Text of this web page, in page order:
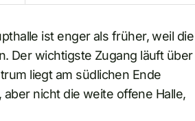
ist enger als früher, weil die
Der wichtigste Zugang läuft über
liegt am südlichen Ende
nicht die weite offene Halle,